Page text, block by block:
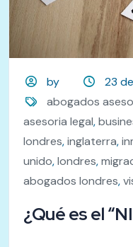
by
23
abogados
asesoria legal,
londres,inglaterra,
unido,londres,
abogados londres,
¿Qué es el